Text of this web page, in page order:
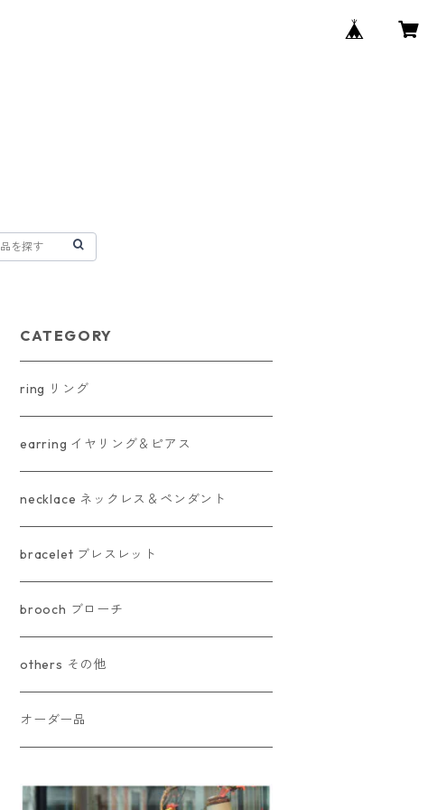
CATEGORY
ring リング
earring イヤリング＆ピアス
necklace ネックレス＆ペンダント
bracelet ブレスレット
brooch ブローチ
others その他
オーダー品